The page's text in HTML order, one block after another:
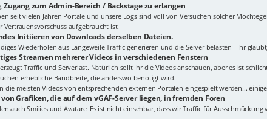
Zugang zum Admin-Bereich / Backstage zu erlangen
seit vielen Jahren Portale und unsere Logs sind voll von Versuchen solcher
Vertrauensvorschuss aufgebraucht ist.
Initiieren von Downloads derselben Dateien.
Wiederholen aus Langeweile Traffic generieren und die Server belasten - Ihr
Streamen mehrerer Videos in verschiedenen Fenstern
Traffic und Serverlast. Natürlich sollt Ihr die Videos anschauen, aber es ist
erhebliche Bandbreite, die anderswo benötigt wird.
die meisten Videos von entsprechenden externen Portalen eingespielt werden...
Grafiken, die auf dem vGAF-Server liegen, in fremden Foren
auch Smilies und Avatare. Es ist nicht einsehbar, dass wir Traffic für